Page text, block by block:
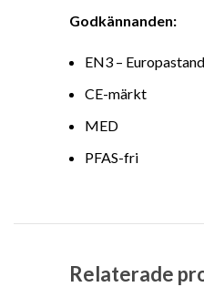
Godkännanden:
EN3 –
CE-märkt
MED
PFAS-fri
Relaterade